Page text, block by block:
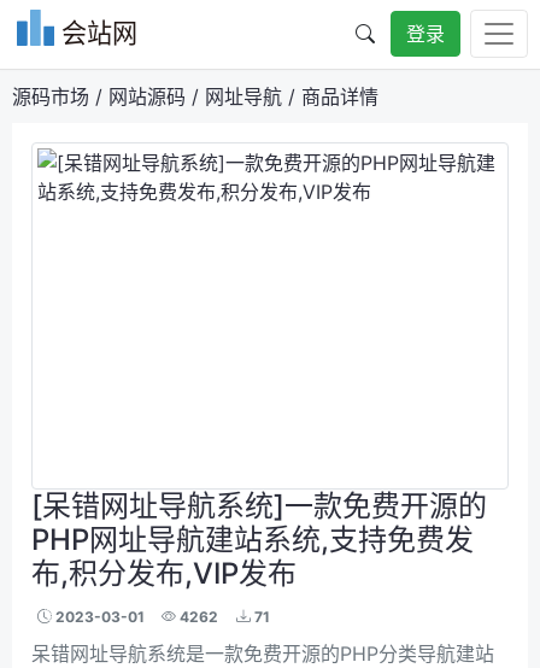
会站网 登录
源码市场 / 网站源码 / 网址导航 / 商品详情
[呆错网址导航系统]一款免费开源的
PHP网址导航建站系统,支持免费发
布,积分发布,VIP发布
2023-03-01 4262 71
呆错网址导航系统是一款免费开源的PHP分类导航建站